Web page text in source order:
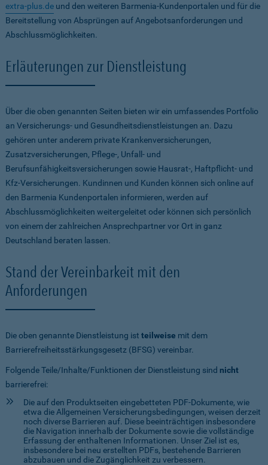
extra-plus.de und den weiteren Barmenia-Kundenportalen und für die
Bereitstellung von Absprüngen auf Angebotsanforderungen und
Abschlussmöglichkeiten.
Erläuterungen zur Dienstleistung
Über die oben genannten Seiten bieten wir ein umfassendes Portfolio
an Versicherungs- und Gesundheitsdienstleistungen an. Dazu
gehören unter anderem private Krankenversicherungen,
Zusatzversicherungen, Pflege-, Unfall- und
Berufsunfähigkeitsversicherungen sowie Hausrat-, Haftpflicht- und
Kfz-Versicherungen. Kundinnen und Kunden können sich online auf
den Barmenia Kundenportalen informieren, werden auf
Abschlussmöglichkeiten weitergeleitet oder können sich persönlich
von einem der zahlreichen Ansprechpartner vor Ort in ganz
Deutschland beraten lassen.
Stand der Vereinbarkeit mit den
Anforderungen
Die oben genannte Dienstleistung ist teilweise mit dem
Barrierefreiheitsstärkungsgesetz (BFSG) vereinbar.
Folgende Teile/Inhalte/Funktionen der Dienstleistung sind nicht
barrierefrei:
Die auf den Produktseiten eingebetteten PDF-Dokumente, wie
etwa die Allgemeinen Versicherungsbedingungen, weisen derzeit
noch diverse Barrieren auf. Diese beeinträchtigen insbesondere
die Navigation innerhalb der Dokumente sowie die vollständige
Erfassung der enthaltenen Informationen. Unser Ziel ist es,
insbesondere bei neu erstellten PDFs, bestehende Barrieren
abzubauen und die Zugänglichkeit zu verbessern.